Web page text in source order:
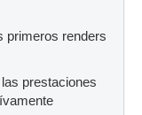
primeros renders
prestaciones